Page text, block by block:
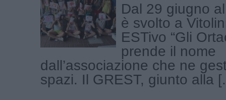
Dal 29 giugno
è svolto a
ESTivo “Gli
prende il nome
dall’associazione che ne
spazi. Il GREST, giunto alla